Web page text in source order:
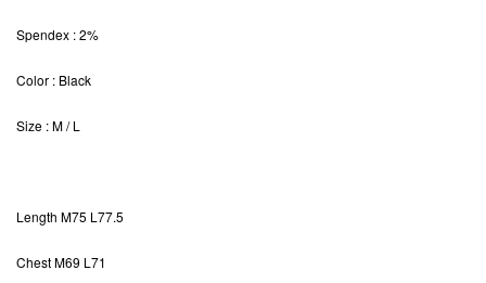
Spendex : 2%
Color : Black
Size : M / L
Length M75 L77.5
Chest M69 L71